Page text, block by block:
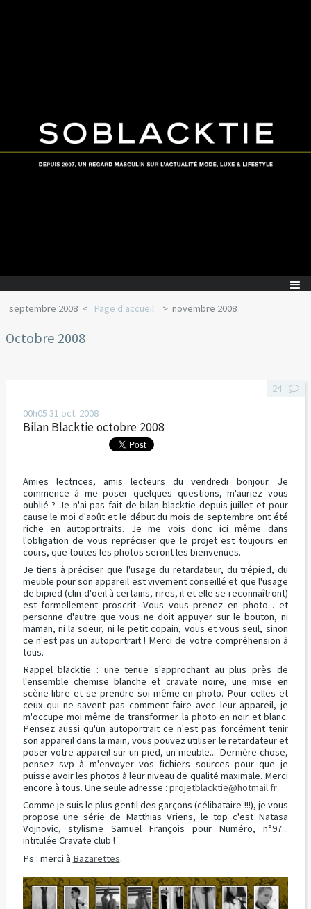
septembre 2008 Page d'accueil novembre 2008
Octobre 2008
00h05 31 oct. 2008
Bilan Blacktie octobre 2008
Amies lectrices, amis lecteurs du vendredi bonjour. Je
commence à me poser quelques questions, m'auriez vous
oublié ? Je n'ai pas fait de bilan blacktie depuis juillet et pour
cause le moi d'août et le début du mois de septembre ont été
riche en autoportraits. Je me vois donc ici même dans
l'obligation de vous repréciser que le projet est toujours en
cours, que toutes les photos seront les bienvenues.
Je tiens à préciser que l'usage du retardateur, du trépied, du
meuble pour son appareil est vivement conseillé et que l'usage
de bipied (clin d'oeil à certains, rires, il et elle se reconnaîtront)
est formellement proscrit. Vous vous prenez en photo... et
personne d'autre que vous ne doit appuyer sur le bouton, ni
maman, ni la soeur, ni le petit copain, vous et vous seul, sinon
ce n'est pas un autoportrait ! Merci de votre compréhension à
tous.
Rappel blacktie : une tenue s'approchant au plus près de
l'ensemble chemise blanche et cravate noire, une mise en
scène libre et se prendre soi même en photo. Pour celles et
ceux qui ne savent pas comment faire avec leur appareil, je
m'occupe moi même de transformer la photo en noir et blanc.
Pensez aussi qu'un autoportrait ce n'est pas forcément tenir
son appareil dans la main, vous pouvez utiliser le retardateur et
poser votre appareil sur un pied, un meuble... Dernière chose,
pensez svp à m'envoyer vos fichiers sources pour que je
puisse avoir les photos à leur niveau de qualité maximale. Merci
encore à tous. Une seule adresse : projetblacktie@hotmail.fr
Comme je suis le plus gentil des garçons (célibataire !!!), je vous
propose une série de Matthias Vriens, le top c'est Natasa
Vojnovic, stylisme Samuel François pour Numéro, n°97...
intitulée Cravate club !
Ps : merci à Bazarettes.
24